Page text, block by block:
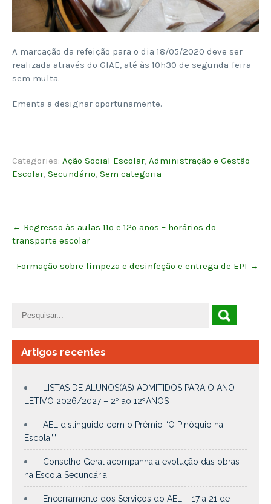
A marcação da refeição para o dia 18/05/2020 deve ser
realizada através do GIAE, até às 10h30 de segunda-feira
sem multa.
Ementa a designar oportunamente.
Categories: Ação Social Escolar, Administração e Gestão
Escolar, Secundário, Sem categoria
navigation
← Regresso às aulas 11º e 12º anos – horários do
transporte escolar
Formação sobre limpeza e desinfeção e entrega de EPI →
Artigos recentes
LISTAS DE ALUNOS(AS) ADMITIDOS PARA O ANO
LETIVO 2026/2027 – 2º ao 12ºANOS
AEL distinguido com o Prémio “O Pinóquio na
Escola””
Conselho Geral acompanha a evolução das obras
na Escola Secundária
Encerramento dos Serviços do AEL – 17 a 21 de